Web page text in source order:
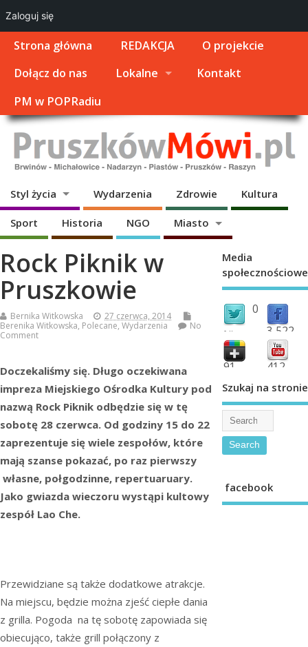
Strona główna REDAKCJA
O projekcie
Dołącz do nas
Lokalne
Kontakt
PM w POPRadiu
Styl życia Wydarzenia Zdrowie Kultura
Sport Historia NGO Miasto
Rock Piknik w
Pruszkowie
Bernika Witkowska
27 czerwca, 2014
Berenika Witkowska, Polecane, Wydarzenia
No
Comment
Doczekaliśmy się. Długo oczekiwana
impreza Miejskiego Ośrodka Kultury pod
nazwą Rock Piknik odbędzie się w tę
sobotę 28 czerwca. Od godziny 15 do 22
zaprezentuje się wiele zespołów, które
mają szanse pokazać, po raz pierwszy
własne, połgodzinne, repertuaruary.
Jako gwiazda wieczoru wystąpi kultowy
zespół Lao Che.
Przewidziane są także dodatkowe atrakcje.
Na miejscu, będzie można zjeść ciepłe dania
z grilla. Pogoda na tę sobotę zapowiada się
obiecująco, także grill połączony z
Media
społecznościowe
0
followers 3,522
fans
91 412
Szukaj na stronie
facebook
Zaloguj się